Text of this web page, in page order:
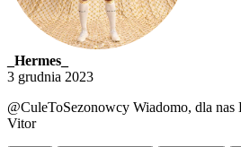
_Hermes_
3 grudnia 2023
@CuleToSezonowcy Wiadomo, dla nas
Vitor